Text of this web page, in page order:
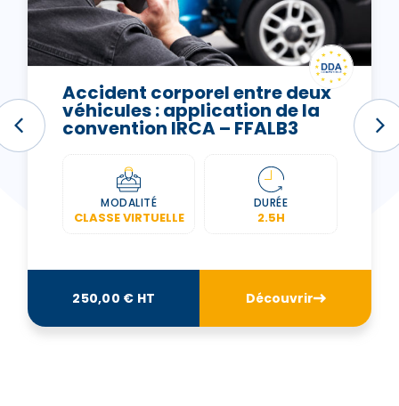
Accident corporel entre deux
véhicules : application de la
convention IRCA – FFALB3
MODALITÉ
CLASSE VIRTUELLE
DURÉE
2.5H
250,00 € HT Découvrir